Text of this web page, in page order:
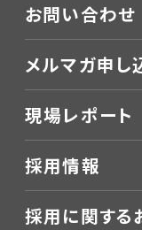
お問い合わせ
メルマガ申し
現場レポート
採用情報
採用に関する